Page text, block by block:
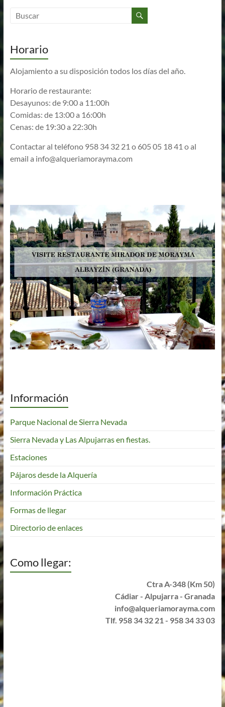
Horario
Alojamiento a su disposición todos los días del año.
Horario de restaurante:
Desayunos: de 9:00 a 11:00h
Comidas: de 13:00 a 16:00h
Cenas: de 19:30 a 22:30h
Contactar al teléfono 958 34 32 21 o 605 05 18 41 o al
email a info@alqueriamorayma.com
Información
Parque Nacional de Sierra Nevada
Sierra Nevada y Las Alpujarras en fiestas.
Estaciones
Pájaros desde la Alquería
Información Práctica
Formas de llegar
Directorio de enlaces
Como llegar:
Ctra A-348 (Km 50)
Cádiar - Alpujarra - Granada
info@alqueriamorayma.com
Tlf. 958 34 32 21 - 958 34 33 03